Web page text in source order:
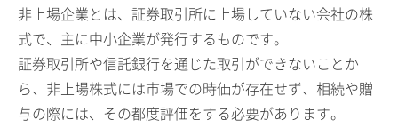
非上場企業とは、証券取引所に上場していない会社の株
式で、主に中小企業が発行するものです。
証券取引所や信託銀行を通じた取引ができないことか
ら、非上場株式には市場での時価が存在せず、相続や贈
与の際には、その都度評価をする必要があります。